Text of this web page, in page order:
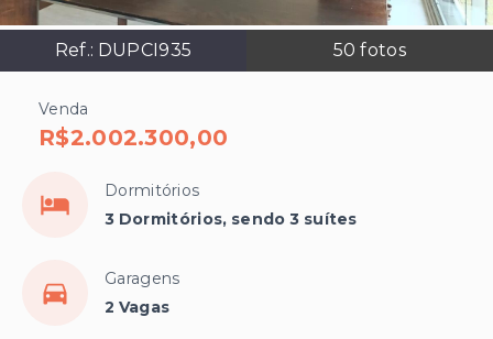
Ref.: DUPCI935 50 fotos
Venda
R$2.002.300,00
Dormitórios
3 Dormitórios, sendo 3 suítes
Garagens
2 Vagas